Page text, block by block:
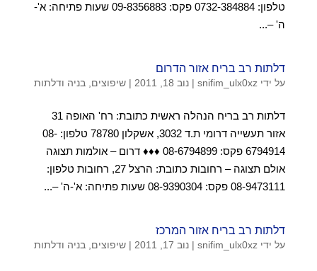
טלפון: 0732-384884 פקס: 09-8356883 שעות פתיחה: א'-
ה' –...
דלתות רב בריח אזור הדרום
על ידי snifim_ulx0xz
| נוב 18, 2011 | שיפוצים, בניה ודלתות
דלתות רב בריח הנהלה ראשית כתובת: רח' האופה 31
אזור תעשייה דרומי ת.ד 3032, אשקלון 78780 טלפון: 08-
6794914 פקס: 08-6794899 ♦♦♦ דרום – אולמות תצוגה
אולם תצוגה – רחובות כתובת: הרצל 27, רחובות טלפון:
08-9473111 פקס: 08-9390304 שעות פתיחה: א'-ה' –...
דלתות רב בריח אזור המרכז
על ידי snifim_ulx0xz
| נוב 17, 2011 | שיפוצים, בניה ודלתות